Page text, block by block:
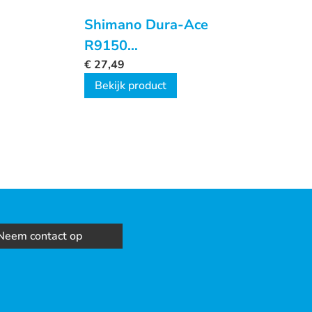
Shimano Dura-Ace
R9150
Remgreeprubbers
€ 27,49
Bekijk product
contact op